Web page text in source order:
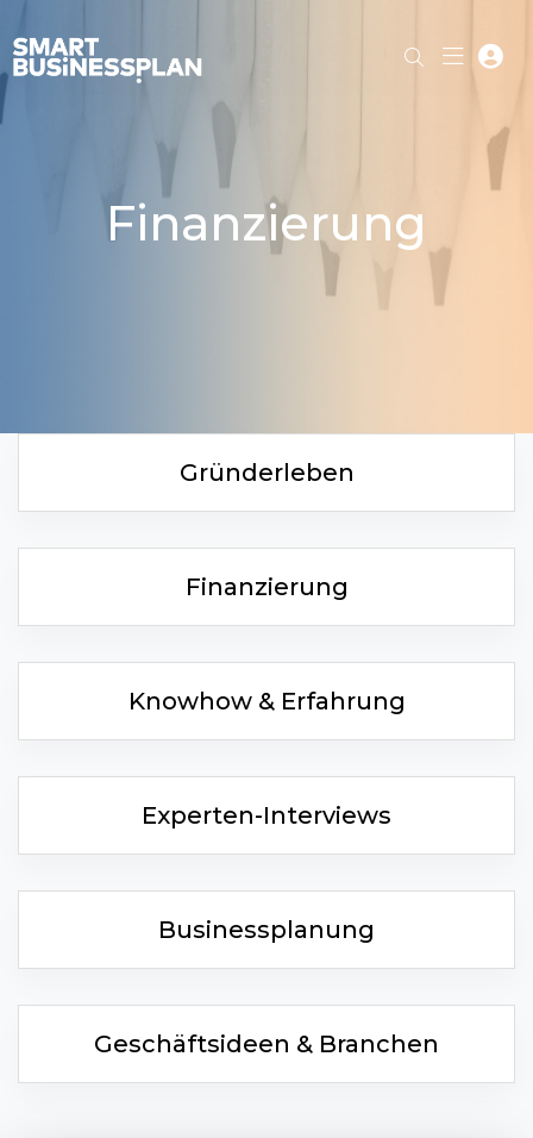
Finanzierung
Gründerleben
Finanzierung
Knowhow & Erfahrung
Experten-Interviews
Businessplanung
Geschäftsideen & Branchen